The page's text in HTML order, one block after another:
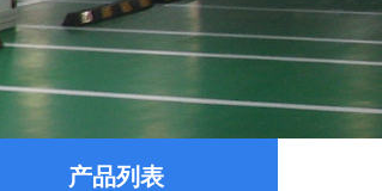
产品列表